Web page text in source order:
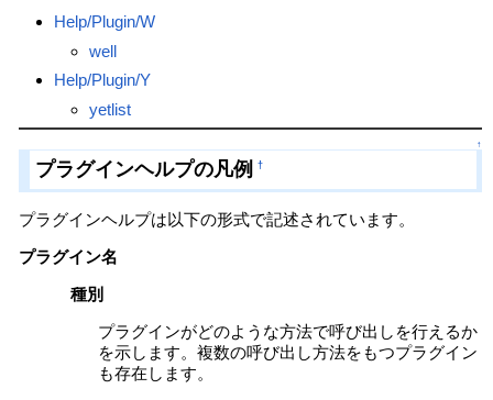
Help/Plugin/W
well
Help/Plugin/Y
yetlist
↑
プラグインヘルプの凡例 †
プラグインヘルプは以下の形式で記述されています。
プラグイン名
種別
プラグインがどのような方法で呼び出しを行えるか
を示します。複数の呼び出し方法をもつプラグイン
も存在します。